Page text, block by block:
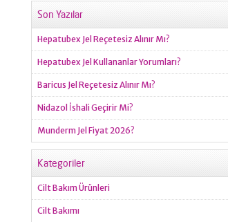
Son Yazılar
Hepatubex Jel Reçetesiz Alınır Mı?
Hepatubex Jel Kullananlar Yorumları?
Baricus Jel Reçetesiz Alınır Mı?
Nidazol İshali Geçirir Mi?
Munderm Jel Fiyat 2026?
Kategoriler
Cilt Bakım Ürünleri
Cilt Bakımı